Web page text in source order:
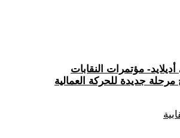
مؤتمرات النقابات
مرحلة جديدة للحركة العمالية